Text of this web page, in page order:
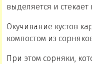
выделяется и
Окучивание кустов
компостом из
При этом сорняки,